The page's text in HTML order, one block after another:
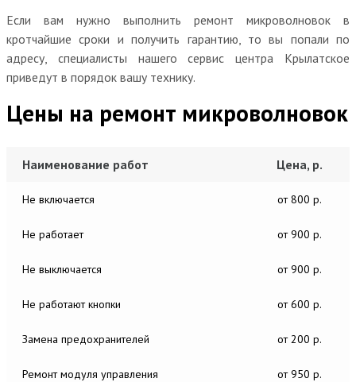
Если вам нужно выполнить ремонт микроволновок в
кротчайшие сроки и получить гарантию, то вы попали по
адресу, специалисты нашего сервис центра Крылатское
приведут в порядок вашу технику.
Цены на ремонт микроволновок
Наименование работ Цена, р.
Не включается от 800 р.
Не работает от 900 р.
Не выключается от 900 р.
Не работают кнопки от 600 р.
Замена предохранителей от 200 р.
Ремонт модуля управления от 950 р.